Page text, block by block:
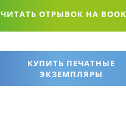
ЧИТАТЬ ОТРЫВОК НА
КУПИТЬ ПЕЧАТНЫЕ
ЭКЗЕМПЛЯРЫ